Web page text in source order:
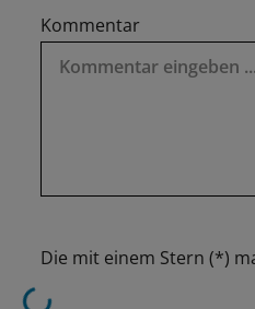
Kommentar
Die mit einem Stern (*)